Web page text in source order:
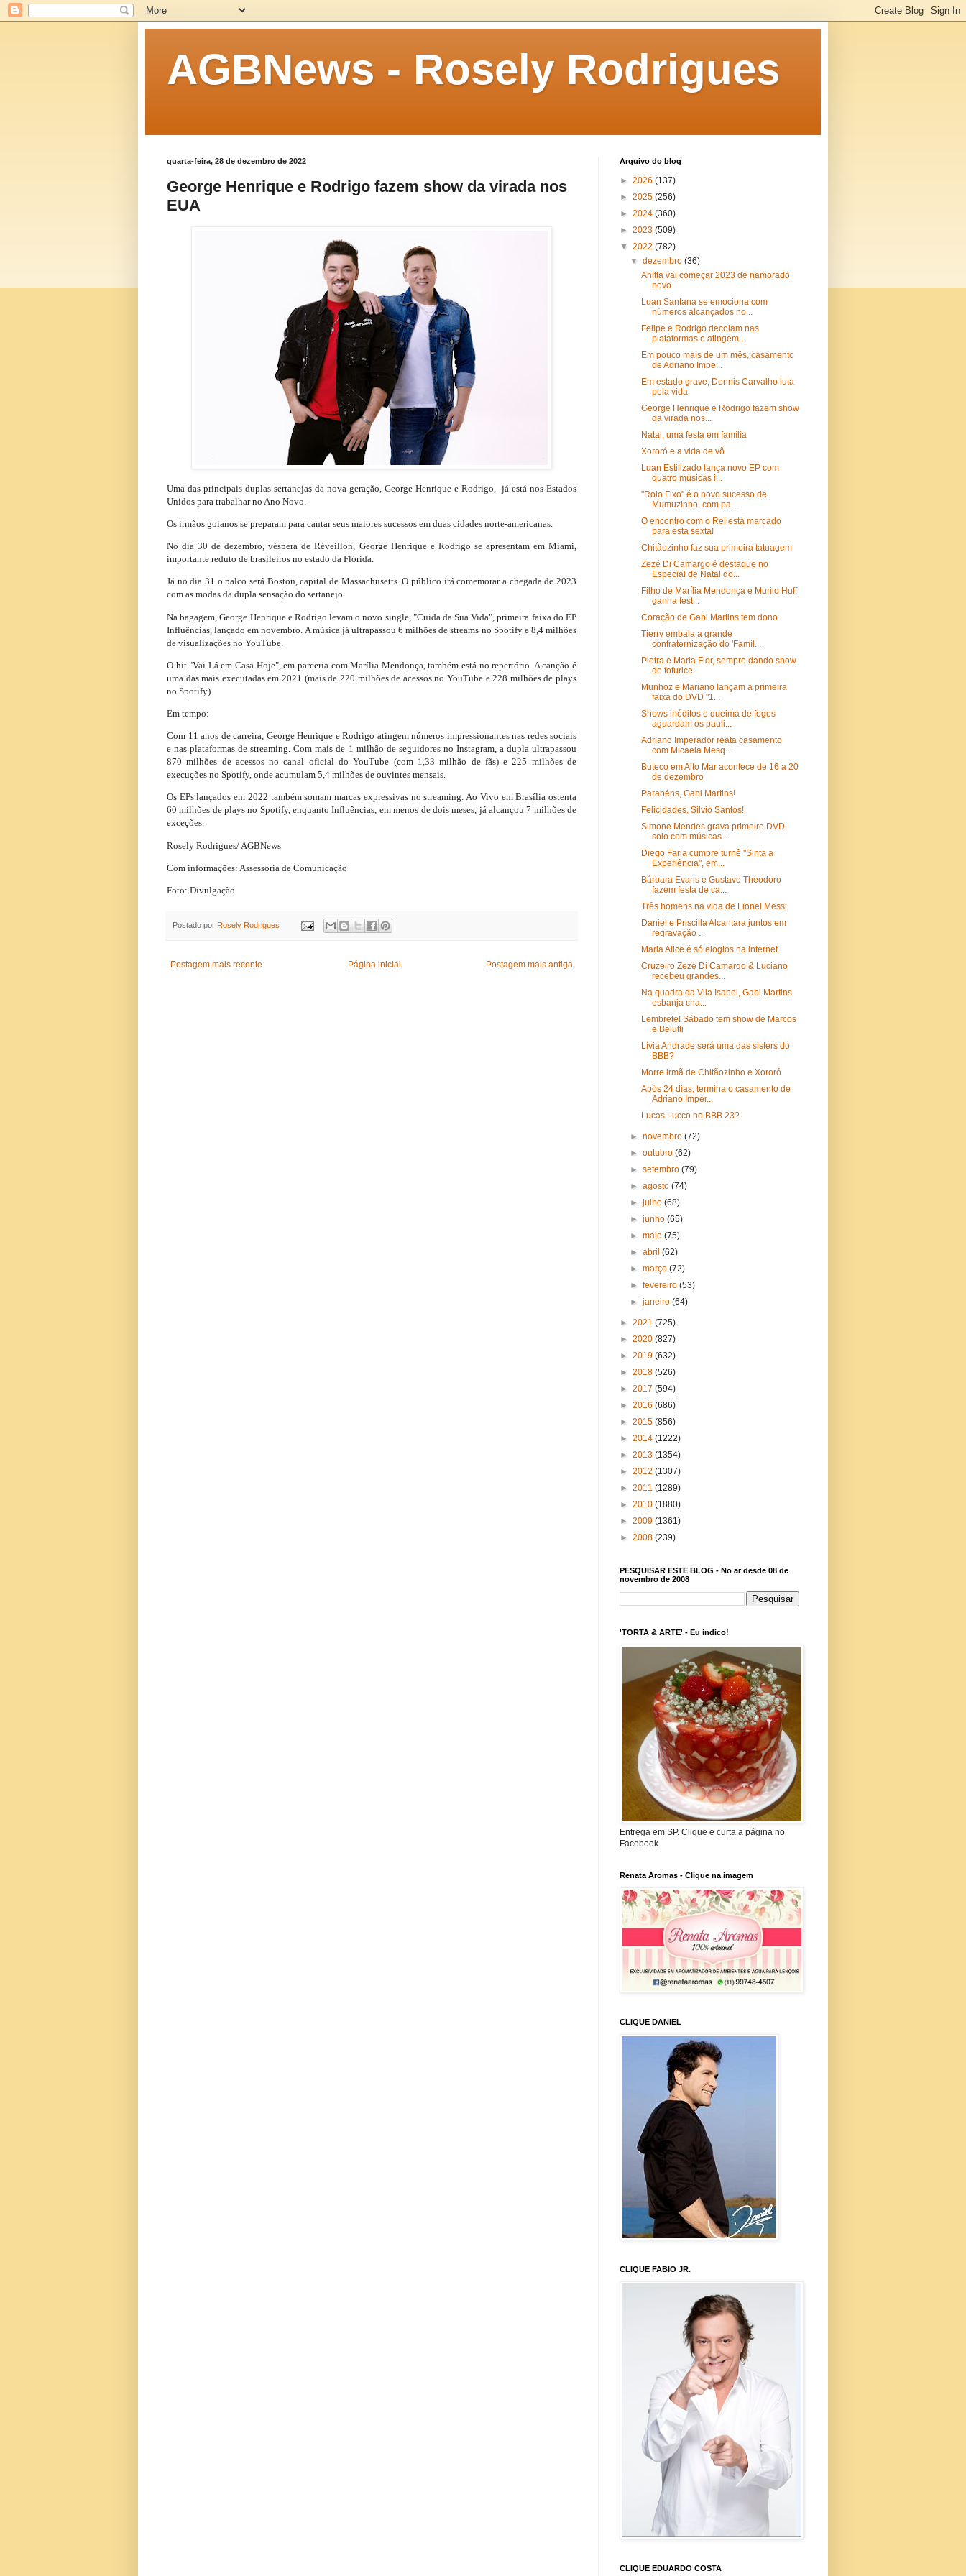
AGBNews - Rosely Rodrigues
quarta-feira, 28 de dezembro de 2022
George Henrique e Rodrigo fazem show da virada nos
EUA
Uma das principais duplas sertanejas da nova geração, George Henrique e Rodrigo, já está nos Estados
Unidos para trabalhar no Ano Novo.
Os irmãos goianos se preparam para cantar seus maiores sucessos em duas cidades norte-americanas.
No dia 30 de dezembro, véspera de Réveillon, George Henrique e Rodrigo se apresentam em Miami,
importante reduto de brasileiros no estado da Flórida.
Já no dia 31 o palco será Boston, capital de Massachusetts. O público irá comemorar a chegada de 2023
com as modas da dupla sensação do sertanejo.
Na bagagem, George Henrique e Rodrigo levam o novo single, "Cuida da Sua Vida", primeira faixa do EP
Influências, lançado em novembro. A música já ultrapassou 6 milhões de streams no Spotify e 8,4 milhões
de visualizações no YouTube.
O hit "Vai Lá em Casa Hoje", em parceria com Marília Mendonça, também está no repertório. A canção é
uma das mais executadas em 2021 (mais de 220 milhões de acessos no YouTube e 228 milhões de plays
no Spotify).
Em tempo:
Com 11 anos de carreira, George Henrique e Rodrigo atingem números impressionantes nas redes sociais
e nas plataformas de streaming. Com mais de 1 milhão de seguidores no Instagram, a dupla ultrapassou
870 milhões de acessos no canal oficial do YouTube (com 1,33 milhão de fãs) e 225 milhões de
execuções no Spotify, onde acumulam 5,4 milhões de ouvintes mensais.
Os EPs lançados em 2022 também somam marcas expressivas no streaming. Ao Vivo em Brasília ostenta
60 milhões de plays no Spotify, enquanto Influências, em menos de dois meses, já alcançou 7 milhões de
exceções.
Rosely Rodrigues/ AGBNews
Com informações: Assessoria de Comunicação
Foto: Divulgação
Postado por Rosely Rodrigues
Postagem mais recente Postagem mais antiga
Página inicial
Arquivo do blog
► 2026 (137)
► 2025 (256)
► 2024 (360)
► 2023 (509)
▼ 2022 (782)
▼dezembro(36)
Anitta vai começar 2023 de namorado
novo
Luan Santana se emociona com
números alcançados no...
Felipe e Rodrigo decolam nas
plataformas e atingem...
Em pouco mais de um mês, casamento
de Adriano Impe...
Em estado grave, Dennis Carvalho luta
pela vida
George Henrique e Rodrigo fazem show
da virada nos...
Natal, uma festa em família
Xororó e a vida de vô
Luan Estilizado lança novo EP com
quatro músicas i...
"Rolo Fixo" é o novo sucesso de
Mumuzinho, com pa...
O encontro com o Rei está marcado
para esta sexta!
Chitãozinho faz sua primeira tatuagem
Zezé Di Camargo é destaque no
Especial de Natal do...
Filho de Marília Mendonça e Murilo Huff
ganha fest...
Coração de Gabi Martins tem dono
Tierry embala a grande
confraternização do 'Famíl...
Pietra e Maria Flor, sempre dando show
de fofurice
Munhoz e Mariano lançam a primeira
faixa do DVD "1...
Shows inéditos e queima de fogos
aguardam os pauli...
Adriano Imperador reata casamento
com Micaela Mesq...
Buteco em Alto Mar acontece de 16 a 20
de dezembro
Parabéns, Gabi Martins!
Felicidades, Silvio Santos!
Simone Mendes grava primeiro DVD
solo com músicas ...
Diego Faria cumpre turnê "Sinta a
Experiência", em...
Bárbara Evans e Gustavo Theodoro
fazem festa de ca...
Três homens na vida de Lionel Messi
Daniel e Priscilla Alcantara juntos em
regravação ...
Maria Alice é só elogios na internet
Cruzeiro Zezé Di Camargo & Luciano
recebeu grandes...
Na quadra da Vila Isabel, Gabi Martins
esbanja cha...
Lembrete! Sábado tem show de Marcos
e Belutti
Lívia Andrade será uma das sisters do
BBB?
Morre irmã de Chitãozinho e Xororó
Após 24 dias, termina o casamento de
Adriano Imper...
Lucas Lucco no BBB 23?
►novembro(72)
►outubro(62)
►setembro(79)
►agosto(74)
►julho(68)
►junho(65)
►maio(75)
►abril(62)
►março(72)
►fevereiro(53)
►janeiro(64)
► 2021 (725)
► 2020 (827)
► 2019 (632)
► 2018 (526)
► 2017 (594)
► 2016 (686)
► 2015 (856)
► 2014 (1222)
► 2013 (1354)
► 2012 (1307)
► 2011 (1289)
► 2010 (1880)
► 2009 (1361)
► 2008 (239)
PESQUISAR ESTE BLOG - No ar desde 08 de
novembro de 2008
'TORTA & ARTE' - Eu indico!
Entrega em SP. Clique e curta a página no
Facebook
Renata Aromas - Clique na imagem
CLIQUE DANIEL
CLIQUE FABIO JR.
CLIQUE EDUARDO COSTA